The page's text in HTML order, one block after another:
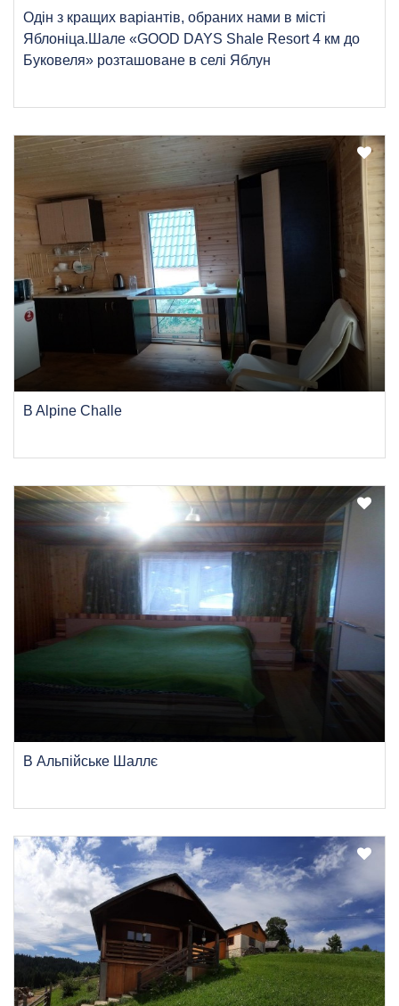
Одін з кращих варіантів, обраних нами в місті
Яблоніца.Шале «GOOD DAYS Shale Resort 4 км до
Буковеля» розташоване в селі Яблун
B Alpine Challe
B Альпійське Шаллє